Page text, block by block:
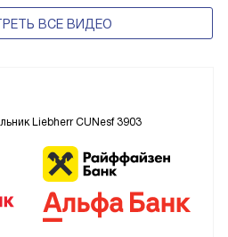
ВСЕ ВИДЕО
Liebherr CUNesf 3903